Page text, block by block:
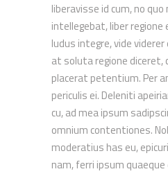
liberavisse id cum, no
intellegebat, liber regione
ludus integre, vide
at soluta regione diceret,
placerat petentium. Per
periculis ei. Deleniti
cu, ad mea ipsum
omnium contentiones.
moderatius has eu,
nam, ferri ipsum